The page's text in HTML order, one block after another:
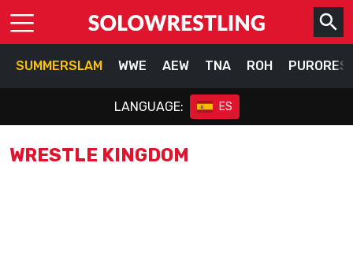
SUMMERSLAM WWE AEW TNA ROH
LANGUAGE: ES
WRESTLE KINGDOM